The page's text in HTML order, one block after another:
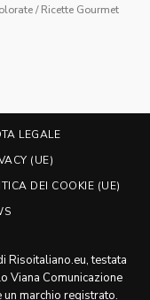
/ Ricette Gourmet
LEGALE
(UE)
DEI COOKIE (UE)
Risoitaliano.eu, testata
Viana Comunicazione
un marchio registrato.